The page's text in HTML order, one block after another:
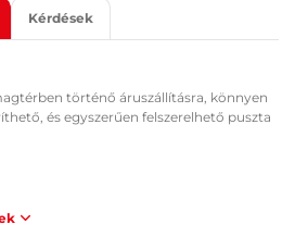
Kérdések
történő áruszállításra, könnyen
és egyszerűen felszerelhető puszta
TÜV Süd Czech tanúsítvánnyal, az